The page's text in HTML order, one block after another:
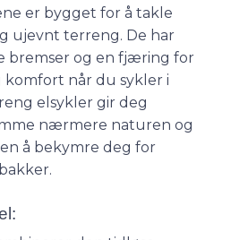
er bygget for å takle
ujevnt terreng. De har
bremser og en fjæring for
når du sykler i
elsykler gir deg
nærmere naturen og
å bekymre deg for